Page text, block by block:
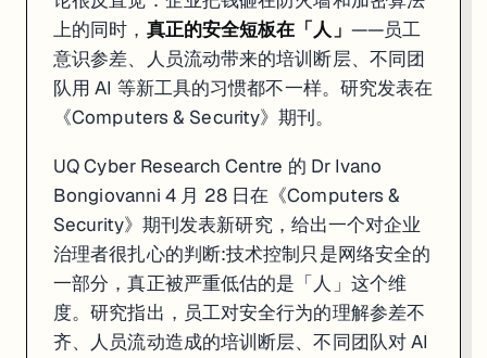
上的同时， 真正的安全短板在「人」 ——员工
意识参差、人员流动带来的培训断层、不同团
队用 AI 等新工具的习惯都不一样。研究发表在
《Computers & Security》期刊。
UQ Cyber Research Centre 的 Dr Ivano
Bongiovanni 4 月 28 日在《Computers &
Security》期刊发表新研究，给出一个对企业
治理者很扎心的判断:技术控制只是网络安全的
一部分，真正被严重低估的是「人」这个维
度。研究指出，员工对安全行为的理解参差不
齐、人员流动造成的培训断层、不同团队对 AI